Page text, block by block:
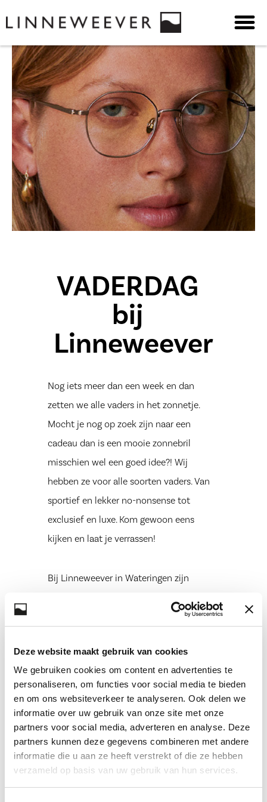
Deze website maakt gebruik van cookies
We gebruiken cookies om content en advertenties te
personaliseren, om functies voor social media te bieden
en om ons websiteverkeer te analyseren. Ook delen we
informatie over uw gebruik van onze site met onze
partners voor social media, adverteren en analyse. Deze
partners kunnen deze gegevens combineren met andere
informatie die u aan ze heeft verstrekt of die ze hebben
verzameld op basis van uw gebruik van hun services.
VADERDAG
bij
Linneweever
Nog iets meer dan een week en dan
zetten we alle vaders in het zonnetje.
Mocht je nog op zoek zijn naar een
cadeau dan is een mooie zonnebril
misschien wel een goed idee?! Wij
hebben ze voor alle soorten vaders. Van
sportief en lekker no-nonsense tot
exclusief en luxe. Kom gewoon eens
kijken en laat je verrassen!
Bij Linneweever in Wateringen zijn
collectie en hebben we altijd de
in huis.
Natuurlijk is de aanschaf van een
nieuwe bril direct ook een mooi
moment om je ogen (weer) eens te
laten meten door onze
gediplomeerde specialisten.